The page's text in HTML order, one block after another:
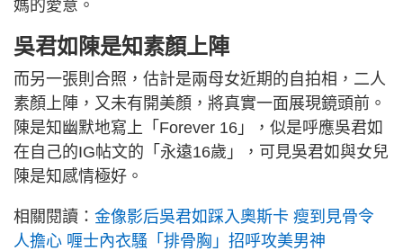
媽的愛意。
吳君如陳是知素顏上陣
而另一張則合照，估計是兩母女近期的自拍相，二人
素顏上陣，又未有開美顏，將真實一面展現鏡頭前。
陳是知幽默地寫上「Forever 16」，似是呼應吳君如
在自己的IG帖文的「永遠16歲」，可見吳君如與女兒
陳是知感情極好。
相關閱讀： 金像影后吳君如踩入奧斯卡 瘦到見骨令
人擔心 喱士內衣騷「排骨胸」招呼攻美男神